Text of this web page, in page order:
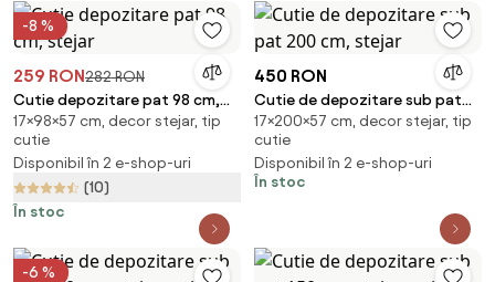
-8 %
259 RON282 RON
Cutie depozitare pat 98 cm,
stejar
17×98×57 cm, decor stejar, tip
cutie
Disponibil în 2 e-shop-uri
(10)
În stoc
450 RON
Cutie de depozitare sub pat
200 cm, stejar
17×200×57 cm, decor stejar, tip
cutie
Disponibil în 2 e-shop-uri
În stoc
-6 %